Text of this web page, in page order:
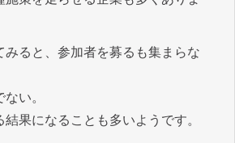
みると、参加者を募るも集まらな
い。
果になることも多いようです。